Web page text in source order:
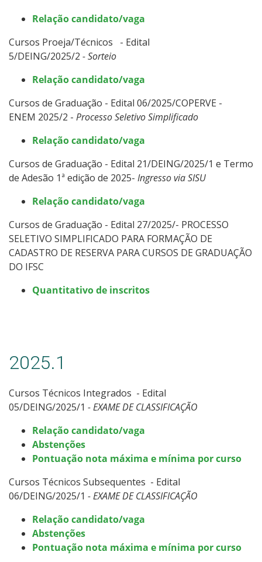
Relação candidato/vaga
Cursos Proeja/Técnicos - Edital
5/DEING/2025/2 - Sorteio
Relação candidato/vaga​
Cursos de Graduação - Edital 06/2025/COPERVE -
ENEM 2025/2 - Processo Seletivo Simplificado
Relação candidato/vaga​
Cursos de Graduação - Edital 21/DEING/2025/1 e Termo
de Adesão 1ª edição de 2025- Ingresso via SISU
Relação candidato/vaga​
Cursos de Graduação - Edital 27/2025/- PROCESSO
SELETIVO SIMPLIFICADO PARA FORMAÇÃO DE
CADASTRO DE RESERVA PARA CURSOS DE GRADUAÇÃO
DO IFSC
Quantitativo de inscritos
2025.1
Cursos Técnicos Integrados - Edital
05/DEING/2025/1 - EXAME DE CLASSIFICAÇÃO
Relação candidato/vaga
Abstenções
Pontuação nota máxima e mínima por curso
Cursos Técnicos Subsequentes - Edital
06/DEING/2025/1 - EXAME DE CLASSIFICAÇÃO
Relação candidato/vaga
Abstenções
Pontuação nota máxima e mínima por curso